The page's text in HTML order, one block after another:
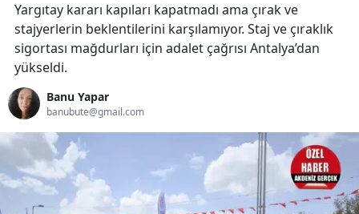
Yargıtay kararı kapıları kapatmadı ama çırak ve
stajyerlerin beklentilerini karşılamıyor. Staj ve çıraklık
sigortası mağdurları için adalet çağrısı Antalya’dan
yükseldi.
Banu Yapar
banubute@gmail.com